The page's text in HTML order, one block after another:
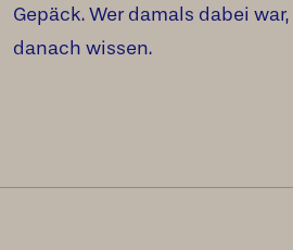
Gepäck. Wer damals dabei
danach wissen.